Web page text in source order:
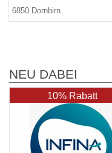
6850 Dornbirn
NEU DABEI
10% Rabatt